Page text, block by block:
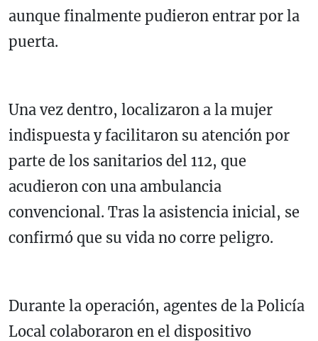
aunque finalmente pudieron entrar por la
puerta.
Una vez dentro, localizaron a la mujer
indispuesta y facilitaron su atención por
parte de los sanitarios del 112, que
acudieron con una ambulancia
convencional. Tras la asistencia inicial, se
confirmó que su vida no corre peligro.
Durante la operación, agentes de la Policía
Local colaboraron en el dispositivo